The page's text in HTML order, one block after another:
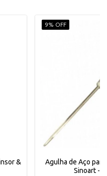
&
9% OFF
Agulha de Aço
Sinoart -